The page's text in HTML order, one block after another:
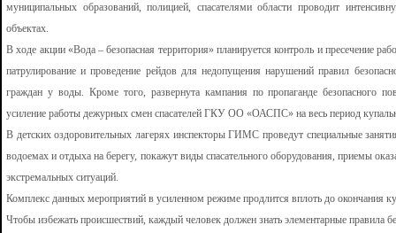
муниципальных образований, полицией, спасателями области проводит
объектах.
В ходе акции «Вода – безопасная территория» планируется контроль и пресечение
патрулирование и проведение рейдов для недопущения нарушений правил
граждан у воды. Кроме того, развернута кампания по пропаганде безопасного
усиление работы дежурных смен спасателей ГКУ ОО «ОАСПС» на весь период
В детских оздоровительных лагерях инспекторы ГИМС проведут специальные
водоемах и отдыха на берегу, покажут виды спасательного оборудования, приемы
экстремальных ситуаций.
Комплекс данных мероприятий в усиленном режиме продлится вплоть до окончания
Чтобы избежать происшествий, каждый человек должен знать элементарные правила